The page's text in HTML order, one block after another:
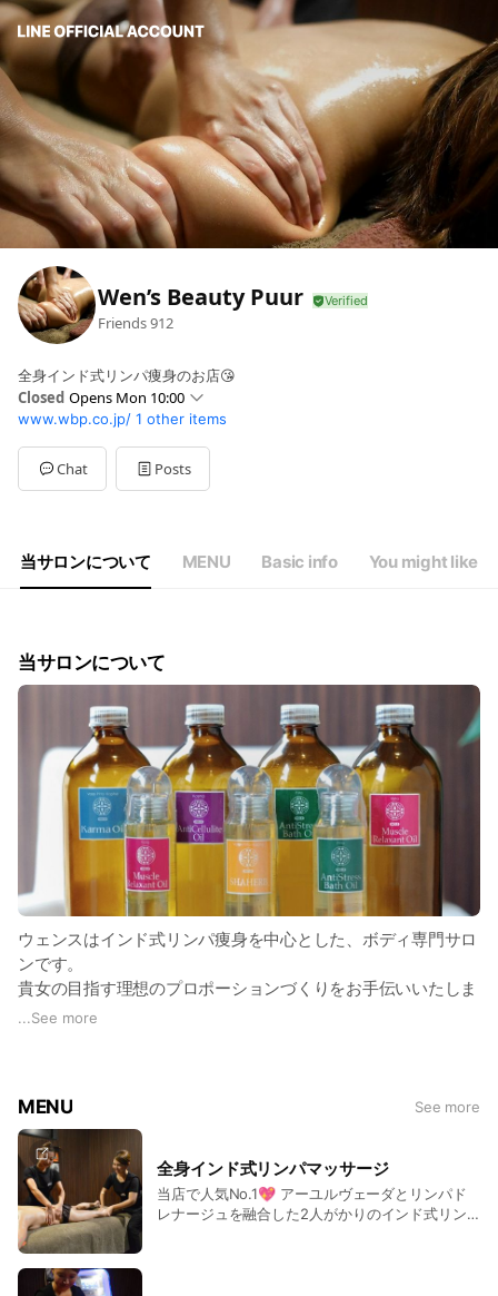
Wen’s Beauty Puur
Friends912
全身インド式リンパ痩身のお店😘
Closed Opens Mon 10:00
Sun10:00 - 18:00
Mon10:00 - 19:00
Tue10:00 - 19:00
Wed10:00 - 19:00
Sat 10:00 - 18:00
www.wbp.co.jp/ 1 other items
Chat Posts
当サロンについて MENU Basic info You might like
当サロンについて
ウェンスはインド式リンパ痩身を中心とした、ボディ専門サロ
ンです。
貴女の目指す理想のプロポーションづくりをお手伝いいたしま
す。
おります。
店名の「ウェンス」は「願い」という意味。あなたもウェンス
ビューティピュールで願いをかなえてみませんか。
...See more
MENU See more
全身インド式リンパマッサージ
当店で人気No.1💖 アーユルヴェーダとリンパド
レナージュを融合した2人がかりのインド式リン